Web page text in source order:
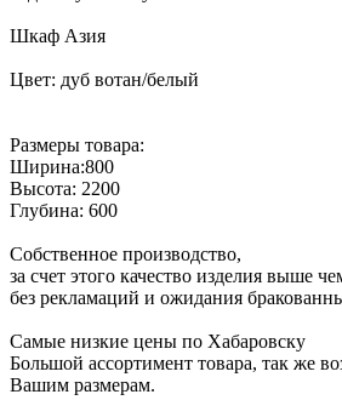
Шкаф Азия
Цвет: дуб вотан/белый
Размеры товара:
Ширина:800
Высота: 2200
Глубина: 600
Собственное производство,
за счет этого качество изделия выше
без рекламаций и ожидания
Самые низкие цены по Хабаровску
Большой ассортимент товара, так же
Вашим размерам.